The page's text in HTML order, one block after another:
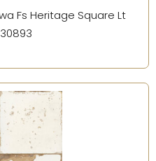
Fs Heritage Square Lt